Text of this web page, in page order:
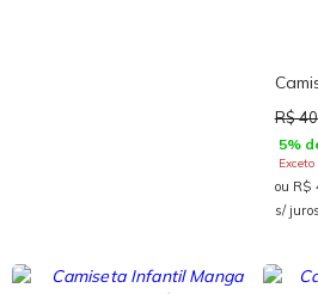
R$
5%
ou R$
s/ juros